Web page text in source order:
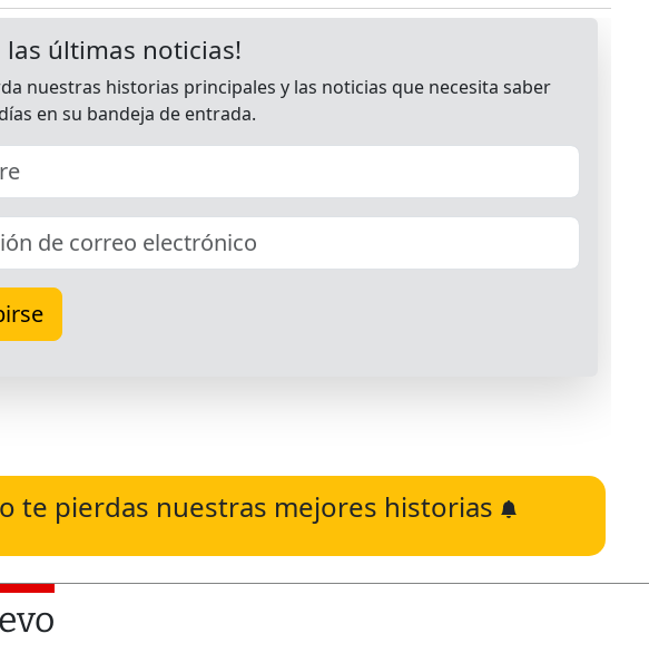
te pierdas nuestras mejores historias